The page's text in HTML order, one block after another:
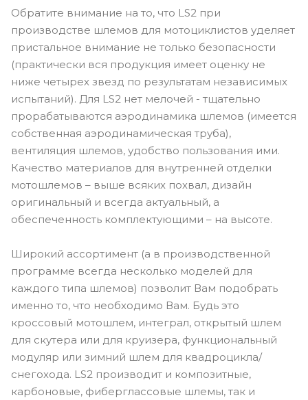
Обратите внимание на то, что LS2 при
производстве шлемов для мотоциклистов уделяет
пристальное внимание не только безопасности
(практически вся продукция имеет оценку не
ниже четырех звезд по результатам независимых
испытаний). Для LS2 нет мелочей - тщательно
прорабатываются аэродинамика шлемов (имеется
собственная аэродинамическая труба),
вентиляция шлемов, удобство пользования ими.
Качество материалов для внутренней отделки
мотошлемов – выше всяких похвал, дизайн
оригинальный и всегда актуальный, а
обеспеченность комплектующими – на высоте.
Широкий ассортимент (а в производственной
программе всегда несколько моделей для
каждого типа шлемов) позволит Вам подобрать
именно то, что необходимо Вам. Будь это
кроссовый мотошлем, интеграл, открытый шлем
для скутера или для круизера, функциональный
модуляр или зимний шлем для квадроцикла/
снегохода. LS2 производит и композитные,
карбоновые, фиберглассовые шлемы, так и